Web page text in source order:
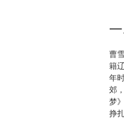
曹
籍
年
郊
梦
挣